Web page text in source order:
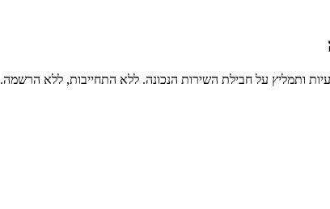
ותמליץ על חבילת השירות הנכונה. ללא התחייבות, ללא הרשמה.